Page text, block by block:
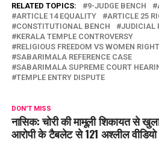
RELATED TOPICS: 9-JUDGE BENCH
ARTICLE 14 EQUALITY
ARTICLE 25
CONSTITUTIONAL BENCH
JUDICIAL
KERALA TEMPLE CONTROVERSY
RELIGIOUS FREEDOM VS WOMEN
SABARIMALA REFERENCE CASE
SABARIMALA SUPREME COURT
TEMPLE ENTRY DISPUTE
DON'T MISS
नासिक: चोरी की मामूली शिकायत से
आरोपी के टैबलेट से 121 अश्लील वीडियो